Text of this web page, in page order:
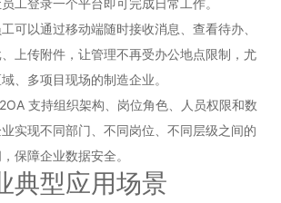
工登录一个平台即可完成日常工作。
可以通过移动端随时接收消息、查看待办、
上传附件，让管理不再受办公地点限制，尤
、多项目现场的制造企业。
支持组织架构、岗位角色、人员权限和数
实现不同部门、不同岗位、不同层级之间的
保障企业数据安全。
典型应用场景